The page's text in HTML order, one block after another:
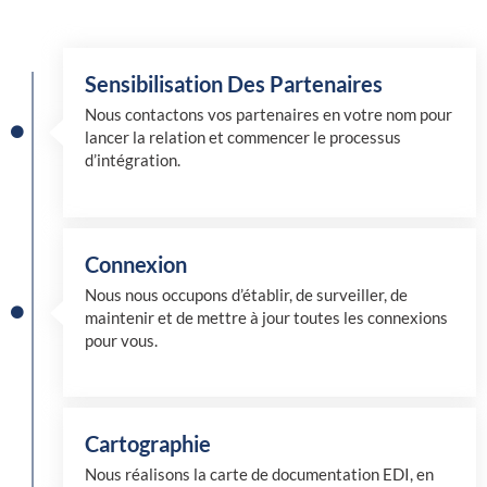
Sensibilisation Des Partenaires
Nous contactons vos partenaires en votre nom pour
lancer la relation et commencer le processus
d’intégration.
Connexion
Nous nous occupons d’établir, de surveiller, de
maintenir et de mettre à jour toutes les connexions
pour vous.
Cartographie
Nous réalisons la carte de documentation EDI, en